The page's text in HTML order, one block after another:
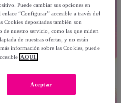
Puede cambiar sus opciones en
“Configurar” accesible a través del
Cookies depositadas también son
de nuestro servicio, como las que miden
de nuestras ofertas, y no están
información sobre las Cookies, puede
AQUÍ.
Aceptar